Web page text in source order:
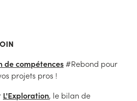
de compétences#Rebond pour
projets pros !
L'Exploration, le bilan de